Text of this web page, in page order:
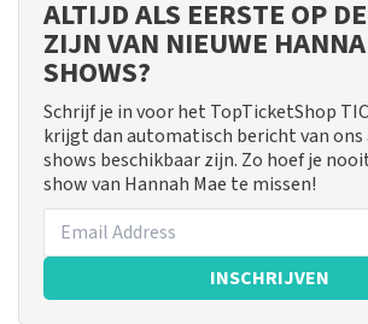
ALTIJD ALS EERSTE OP
ZIJN VAN NIEUWE
SHOWS?
Schrijf je in voor het TopTicketShop
krijgt dan automatisch bericht van ons
shows beschikbaar zijn. Zo hoef je
show van Hannah Mae te missen!
INSCHRIJVEN